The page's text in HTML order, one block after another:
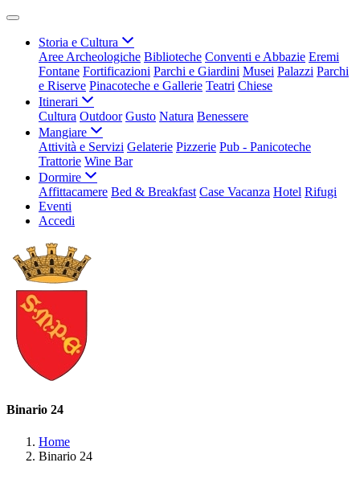
Storia e Cultura
Aree Archeologiche Biblioteche Conventi e Abbazie Eremi
Fontane Fortificazioni Parchi e Giardini Musei Palazzi Parchi
e Riserve Pinacoteche e Gallerie Teatri Chiese
Itinerari
Cultura Outdoor Gusto Natura Benessere
Mangiare
Attività e Servizi Gelaterie Pizzerie Pub - Panicoteche
Trattorie Wine Bar
Dormire
Affittacamere Bed & Breakfast Case Vacanza Hotel Rifugi
Eventi
Accedi
Binario 24
Home
Binario 24